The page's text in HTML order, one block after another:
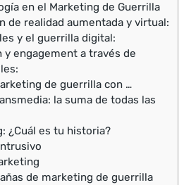
en el Marketing de Guerrilla
de realidad aumentada y virtual:
y el guerrilla digital:
y engagement a través de
de guerrilla con …
la suma de todas las
¿Cuál es tu historia?
de marketing de guerrilla